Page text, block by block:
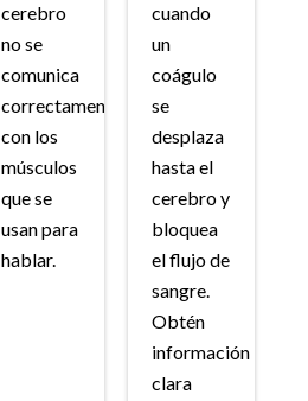
cerebro
no se
comunica
correctamente
con los
músculos
que se
usan para
hablar.
cuando
un
coágulo
se
desplaza
hasta el
cerebro y
bloquea
el flujo de
sangre.
Obtén
información
clara